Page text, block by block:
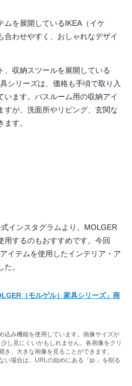
ムを展開しているIKEA（イケ
合わせやすく、おしゃれなデザイ
、収納スツールを展開している
シリーズは、価格も手頃で取り入
います。バスルーム用の収納アイ
すが、洗面所やリビング、玄関な
す。
インスタグラムより。MOLGER
用するのもおすすめです。今回
イテムを使用したインテリア・ア
。
（モルゲル）家具シリーズ」商
み機能を使用しています。画像サイズが
し見にくいかもしれません。各画像をクリ
き、大きな画像を見ることができます。
い場合は、URLの始めにある「jp.」を削る